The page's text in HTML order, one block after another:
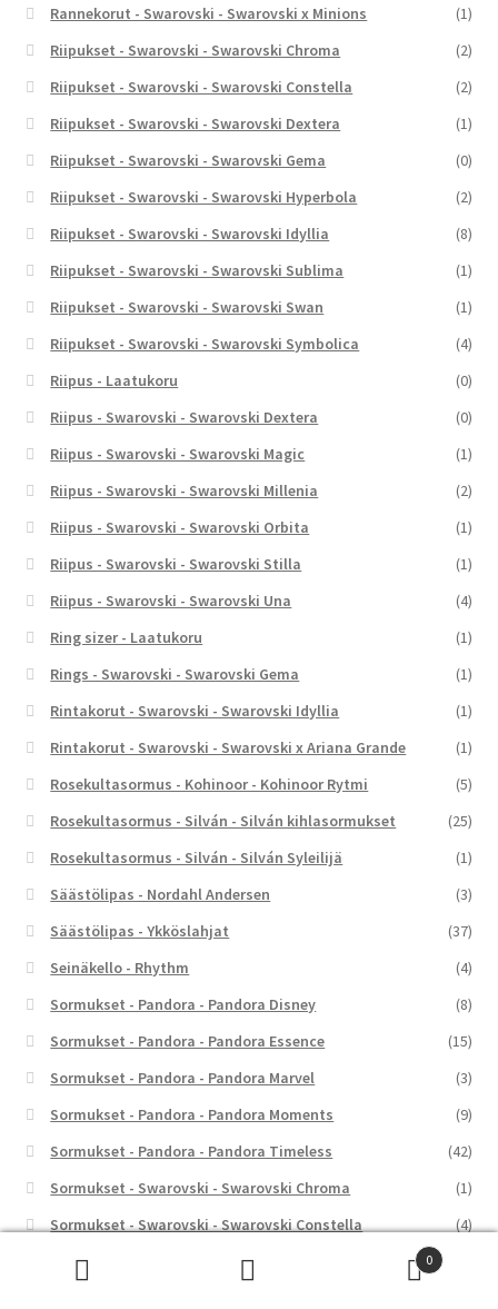
Rannekorut - Swarovski - Swarovski x Minions
(1)
Riipukset - Swarovski - Swarovski Chroma
(2)
Riipukset - Swarovski - Swarovski Constella
(2)
Riipukset - Swarovski - Swarovski Dextera
(1)
Riipukset - Swarovski - Swarovski Gema
(0)
Riipukset - Swarovski - Swarovski Hyperbola
(2)
Riipukset - Swarovski - Swarovski Idyllia
(8)
Riipukset - Swarovski - Swarovski Sublima
(1)
Riipukset - Swarovski - Swarovski Swan
(1)
Riipukset - Swarovski - Swarovski Symbolica
(4)
Riipus - Laatukoru
(0)
Riipus - Swarovski - Swarovski Dextera
(0)
Riipus - Swarovski - Swarovski Magic
(1)
Riipus - Swarovski - Swarovski Millenia
(2)
Riipus - Swarovski - Swarovski Orbita
(1)
Riipus - Swarovski - Swarovski Stilla
(1)
Riipus - Swarovski - Swarovski Una
(4)
Ring sizer - Laatukoru
(1)
Rings - Swarovski - Swarovski Gema
(1)
Rintakorut - Swarovski - Swarovski Idyllia
(1)
Rintakorut - Swarovski - Swarovski x Ariana Grande
(1)
Rosekultasormus - Kohinoor - Kohinoor Rytmi
(5)
Rosekultasormus - Silván - Silván kihlasormukset
(25)
Rosekultasormus - Silván - Silván Syleilijä
(1)
Säästölipas - Nordahl Andersen
(3)
Säästölipas - Ykköslahjat
(37)
Seinäkello - Rhythm
(4)
Sormukset - Pandora - Pandora Disney
(8)
Sormukset - Pandora - Pandora Essence
(15)
Sormukset - Pandora - Pandora Marvel
(3)
Sormukset - Pandora - Pandora Moments
(9)
Sormukset - Pandora - Pandora Timeless
(42)
Sormukset - Swarovski - Swarovski Chroma
(1)
Sormukset - Swarovski - Swarovski Constella
(4)
Sormukset - Swarovski - Swarovski Dextera
0